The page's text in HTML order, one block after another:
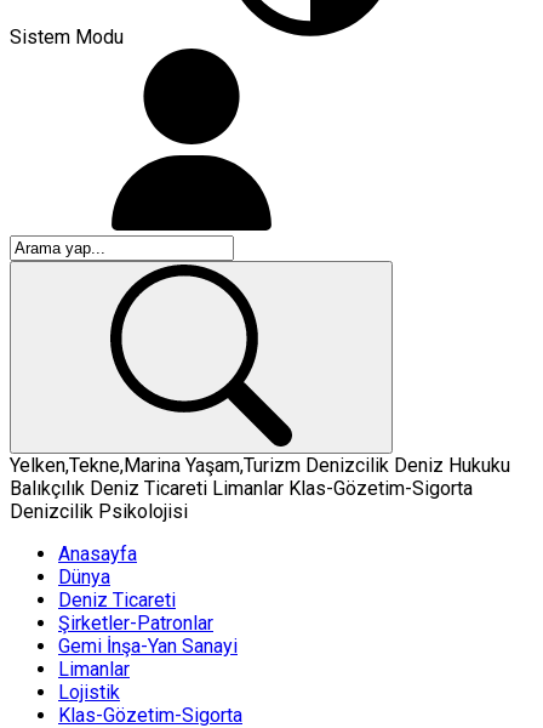
Sistem Modu
Yelken,Tekne,Marina Yaşam,Turizm Denizcilik Deniz Hukuku
Balıkçılık Deniz Ticareti Limanlar Klas-Gözetim-Sigorta
Denizcilik Psikolojisi
Anasayfa
Dünya
Deniz Ticareti
Şirketler-Patronlar
Gemi İnşa-Yan Sanayi
Limanlar
Lojistik
Klas-Gözetim-Sigorta